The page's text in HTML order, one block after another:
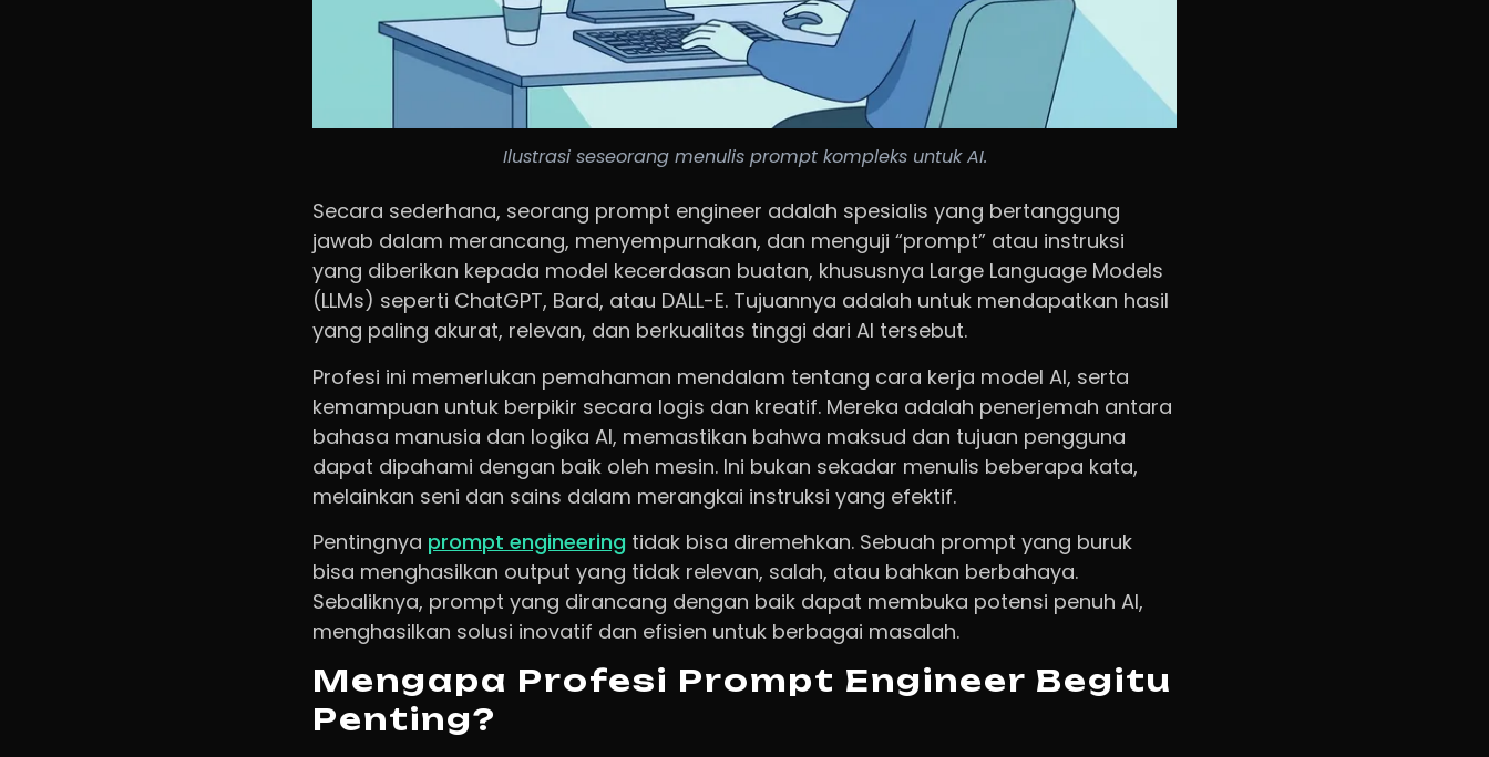
Ilustrasi seseorang menulis prompt kompleks untuk AI.
Secara sederhana, seorang prompt engineer adalah spesialis yang bertanggung
jawab dalam merancang, menyempurnakan, dan menguji “prompt” atau instruksi
yang diberikan kepada model kecerdasan buatan, khususnya Large Language Models
(LLMs) seperti ChatGPT, Bard, atau DALL-E. Tujuannya adalah untuk mendapatkan hasil
yang paling akurat, relevan, dan berkualitas tinggi dari AI tersebut.
Profesi ini memerlukan pemahaman mendalam tentang cara kerja model AI, serta
kemampuan untuk berpikir secara logis dan kreatif. Mereka adalah penerjemah antara
bahasa manusia dan logika AI, memastikan bahwa maksud dan tujuan pengguna
dapat dipahami dengan baik oleh mesin. Ini bukan sekadar menulis beberapa kata,
melainkan seni dan sains dalam merangkai instruksi yang efektif.
Pentingnya prompt engineering tidak bisa diremehkan. Sebuah prompt yang buruk
bisa menghasilkan output yang tidak relevan, salah, atau bahkan berbahaya.
Sebaliknya, prompt yang dirancang dengan baik dapat membuka potensi penuh AI,
menghasilkan solusi inovatif dan efisien untuk berbagai masalah.
Mengapa Profesi Prompt Engineer Begitu
Penting?